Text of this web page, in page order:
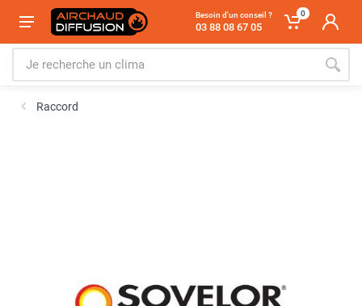
Besoin d'un conseil ?
03 88 08 67 05
0
Raccord